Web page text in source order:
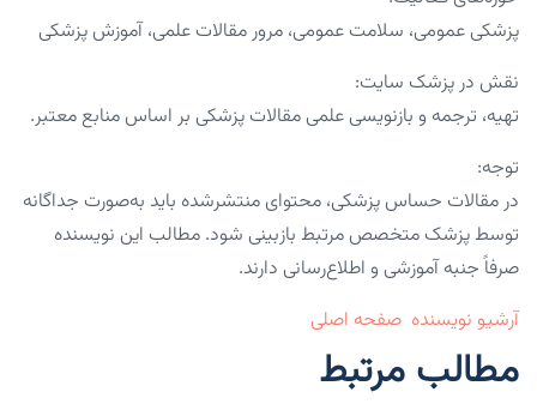
پزشکی عمومی، سلامت عمومی، مرور مقالات علمی، آموزش پزشکی
نقش در پزشک سایت:
تهیه، ترجمه و بازنویسی علمی مقالات پزشکی بر اساس منابع معتبر.
توجه:
در مقالات حساس پزشکی، محتوای منتشرشده باید به‌صورت جداگانه
توسط پزشک متخصص مرتبط بازبینی شود. مطالب این نویسنده
صرفاً جنبه آموزشی و اطلاع‌رسانی دارند.
آرشیو نویسنده صفحه اصلی
مطالب مرتبط